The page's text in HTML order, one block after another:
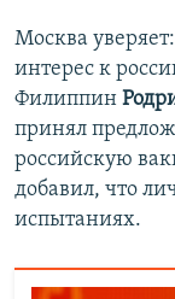
Москва
интерес к
Филиппин
принял
российскую
добавил, что
испытаниях.